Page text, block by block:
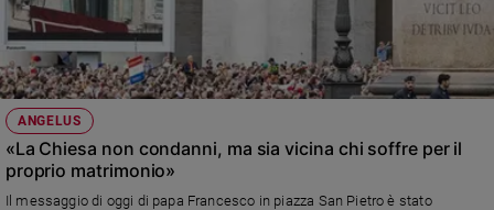
ANGELUS
«La Chiesa non condanni, ma sia vicina chi soffre per il
proprio matrimonio»
Il messaggio di oggi di papa Francesco in piazza San Pietro è stato